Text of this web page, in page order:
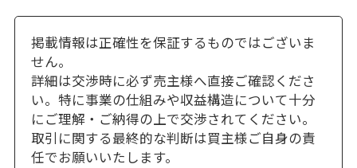
掲載情報は正確性を保証するものではございま
せん。
詳細は交渉時に必ず売主様へ直接ご確認くださ
い。特に事業の仕組みや収益構造について十分
にご理解・ご納得の上で交渉されてください。
取引に関する最終的な判断は買主様ご自身の責
任でお願いいたします。